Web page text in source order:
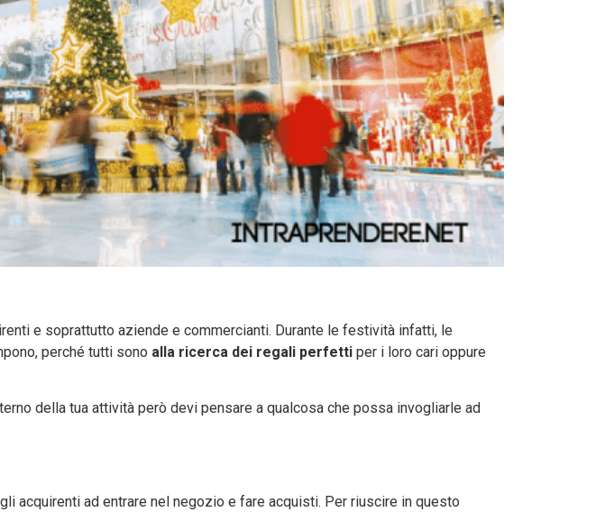
e soprattutto aziende e commercianti. Durante le festività infatti, le
perché tutti sono alla ricerca dei regali perfetti per i loro cari oppure
della tua attività però devi pensare a qualcosa che possa invogliarle ad
acquirenti ad entrare nel negozio e fare acquisti. Per riuscire in questo